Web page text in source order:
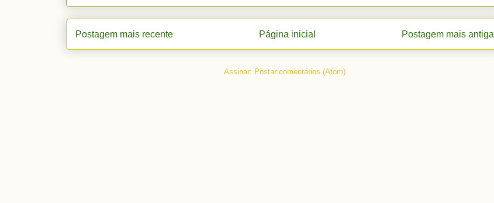
Postagem mais recente Postagem mais antiga
Página inicial
Assinar: Postar comentários (Atom)